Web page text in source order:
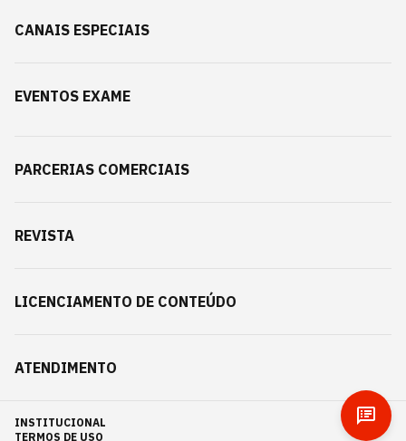
CANAIS ESPECIAIS
EVENTOS EXAME
PARCERIAS COMERCIAIS
REVISTA
LICENCIAMENTO DE CONTEÚDO
ATENDIMENTO
INSTITUCIONAL
TERMOS DE USO